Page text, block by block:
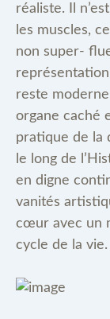
réaliste. Il
les muscles,
non super-
reste
organe caché
pratique de la
le long de
en digne
vanités
cœur avec un
cycle de la